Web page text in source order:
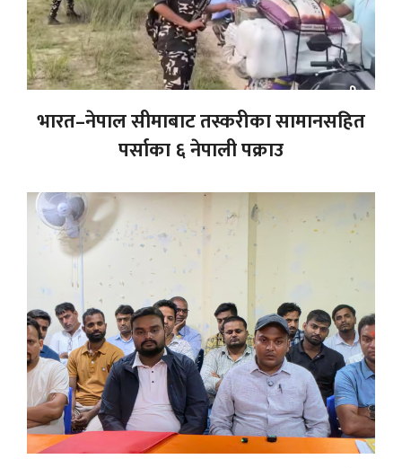
भारत–नेपाल सीमाबाट तस्करीका सामानसहित
पर्साका ६ नेपाली पक्राउ